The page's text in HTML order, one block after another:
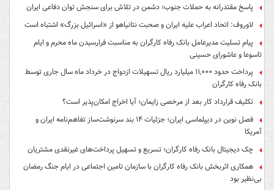
پاسخ مقتدرانه به حملات جنوب؛ دشمن در تلاش برای سنجش توان دفاعی ایران
لاوروف: اتحاد اعراب علیه ایران و صحبت نتانیاهو از «اسرائیل بزرگ» اشتباه است
پیام تسلیت مدیرعامل بانک رفاه کارگران به مناسبت فرارسیدن ماه محرم و ایام
تاسوعا و عاشورای حسینی
پرداخت حدود ۱۱,۰۰۰ میلیارد ریال تسهیلات ازدواج در خرداد ماه سال جاری توسط
بانک رفاه کارگران
تکلیف قرارداد کار بعد از مرخصی زایمان؛ آیا اخراج امکان‌پذیر است؟
فصل نوین در دیپلماسی ایران؛ جزئیات ۱۴ بند سرنوشت‌ساز تفاهم‌نامه ایران و
آمریکا
چک دیجیتال بانک رفاه کارگران؛ تسریع و تسهیل پرداخت‌های غیرنقدی مشتریان
همکاری اثربخش بانک رفاه کارگران با سازمان تامین اجتماعی در ایام جنگ رمضان
بی‌نظیر بود